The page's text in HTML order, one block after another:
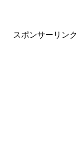
スポンサーリンク